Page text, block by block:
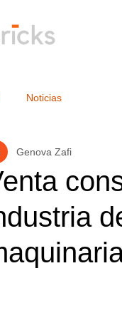
Noticias
Genova Zafi